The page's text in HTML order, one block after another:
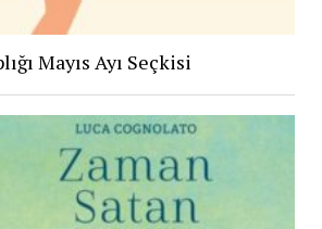
Mayıs Ayı Seçkisi